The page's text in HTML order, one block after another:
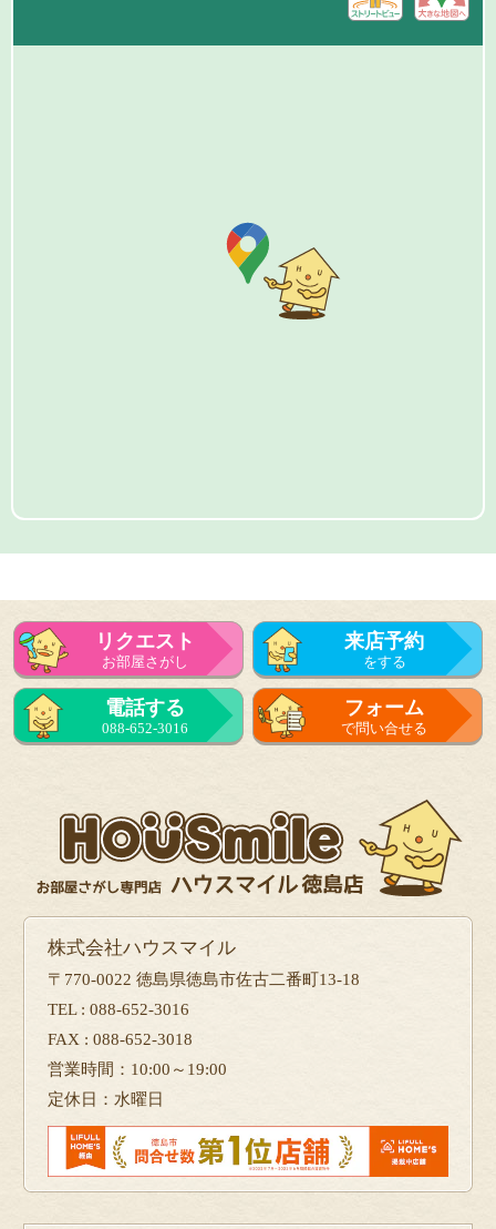
リクエスト
お部屋さがし
来店予約
をする
電話する
088-652-3016
フォーム
で問い合せる
株式会社ハウスマイル
〒770-0022 徳島県徳島市佐古二番町13-18
TEL : 088-652-3016
FAX : 088-652-3018
営業時間：10:00～19:00
定休日：水曜日